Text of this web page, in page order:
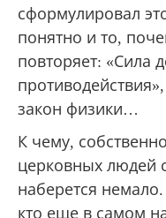
сформулировал
понятно и то,
повторяет: «Сила
закон физики…
К чему,
церковных людей
наберется
кто еще в самом